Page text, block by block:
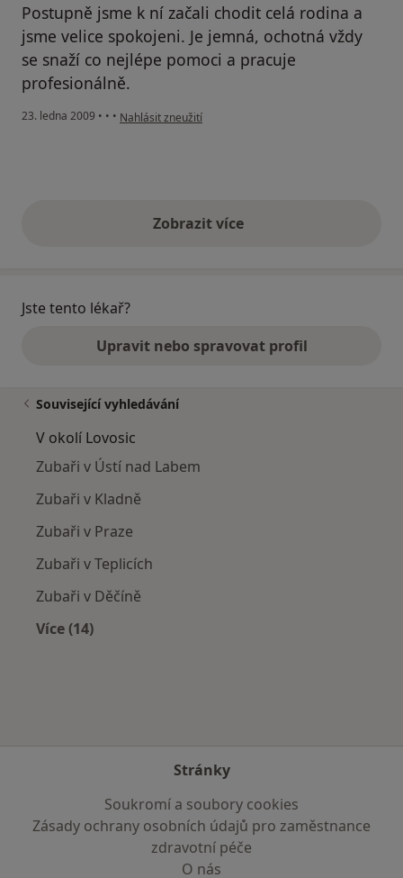
Postupně jsme k ní začali chodit celá rodina a
jsme velice spokojeni. Je jemná, ochotná vždy
se snaží co nejlépe pomoci a pracuje
profesionálně.
23. ledna 2009 • • • podle názoru uživatele Pacienti z Třebenic
Nahlásit zneužití
Zobrazit vícevýše uvedené názory
Jste tento lékař?
Upravit nebo spravovat profil
Související vyhledávání
V okolí Lovosic
Zubaři v Ústí nad Labem
Zubaři v Kladně
Zubaři v Praze
Zubaři v Teplicích
Zubaři v Děčíně
Více (14)
Stránky
Soukromí a soubory cookies
Zásady ochrany osobních údajů pro zaměstnance
zdravotní péče
O nás